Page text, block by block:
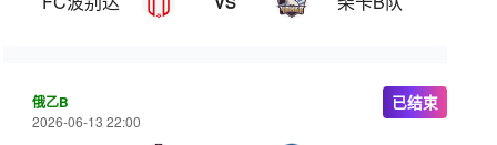
俄乙B
2026-06-13 22:00
已结束